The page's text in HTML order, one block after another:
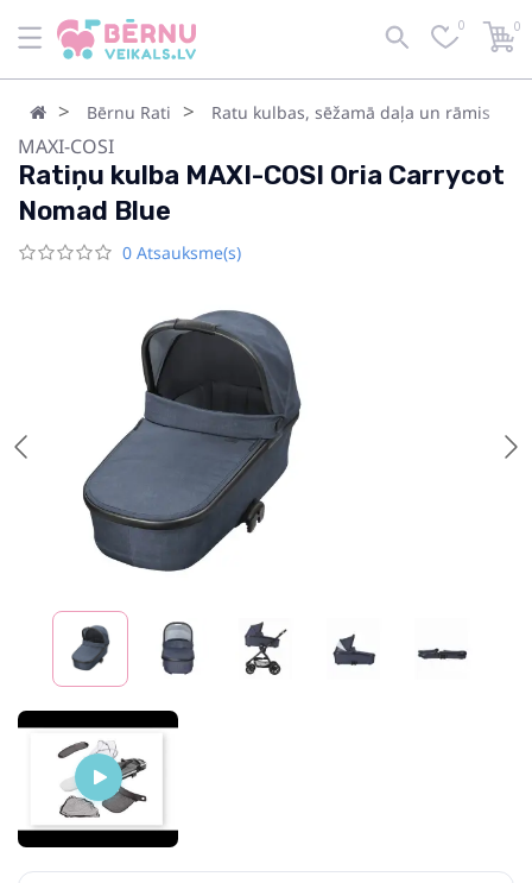
0 0
Bērnu Rati Ratu kulbas, sēžamā daļa un rāmis
MAXI-COSI
Ratiņu kulba MAXI-COSI Oria Carrycot
Nomad Blue
0 Atsauksme(s)